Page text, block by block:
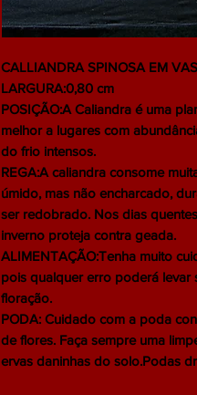
CALLIANDRA SPINOSA EM
LARGURA:0,80 cm
POSIÇÃO:A Caliandra é uma
melhor a lugares com
do frio intensos.
REGA:A caliandra consome
úmido, mas não encharcado,
ser redobrado. Nos dias
inverno proteja contra geada.
ALIMENTAÇÃO:Tenha muito
pois qualquer erro poderá levar
floração.
PODA: Cuidado com a poda
de flores. Faça sempre uma
ervas daninhas do solo.Podas